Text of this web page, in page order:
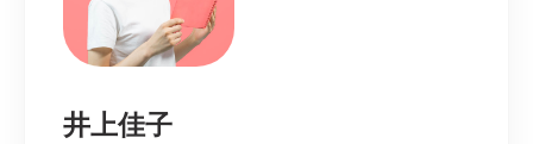
井上佳子